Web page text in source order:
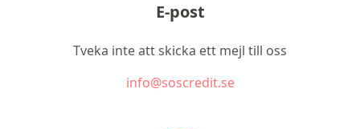
E-post
Tveka inte att skicka ett mejl till oss
info@soscredit.se